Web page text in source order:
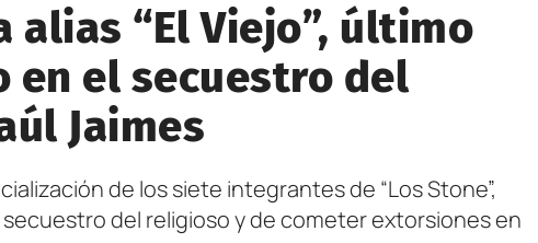
alias “El Viejo”, último
el secuestro del
Jaimes
de los siete integrantes de “Los Stone”,
del religioso y de cometer extorsiones en